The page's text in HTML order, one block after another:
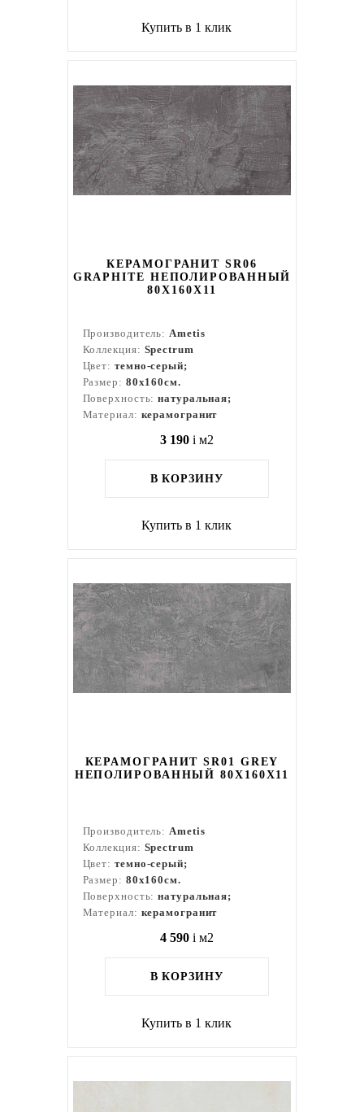
Купить в 1 клик
КЕРАМОГРАНИТ SR06
GRAPHITE НЕПОЛИРОВАННЫЙ
80X160Х11
Производитель:Ametis
Коллекция: Spectrum
Цвет: темно-серый;
Размер: 80x160см.
Поверхность:натуральная;
Материал: керамогранит
3 190 i м2
В КОРЗИНУ
Купить в 1 клик
КЕРАМОГРАНИТ SR01 GREY
НЕПОЛИРОВАННЫЙ 80X160Х11
Производитель:Ametis
Коллекция: Spectrum
Цвет: темно-серый;
Размер: 80x160см.
Поверхность:натуральная;
Материал: керамогранит
4 590 i м2
В КОРЗИНУ
Купить в 1 клик